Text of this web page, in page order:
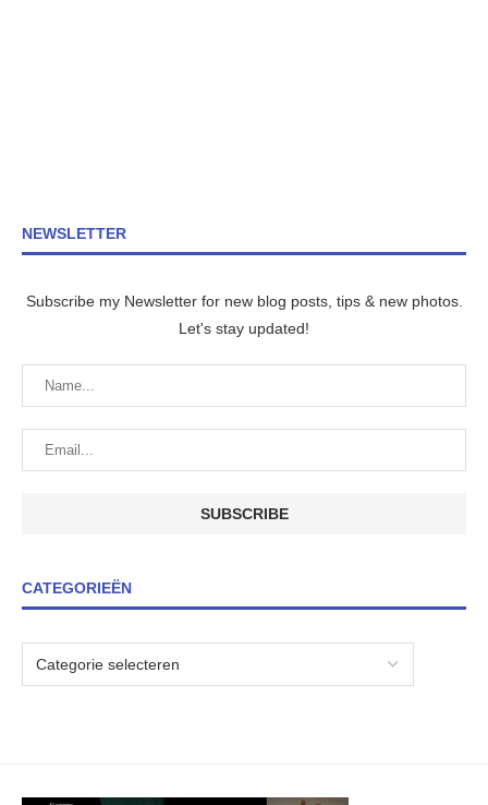
NEWSLETTER
Subscribe my Newsletter for new blog posts, tips & new photos.
Let's stay updated!
CATEGORIEËN